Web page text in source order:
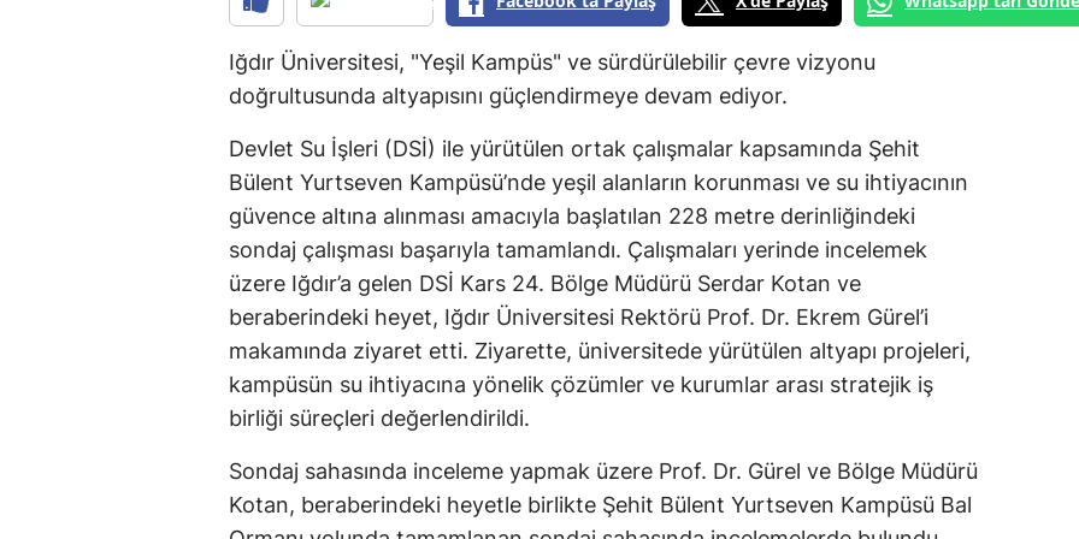
Iğdır Üniversitesi, "Yeşil Kampüs" ve sürdürülebilir çevre vizyonu
doğrultusunda altyapısını güçlendirmeye devam ediyor.
Devlet Su İşleri (DSİ) ile yürütülen ortak çalışmalar kapsamında Şehit
Bülent Yurtseven Kampüsü’nde yeşil alanların korunması ve su ihtiyacının
güvence altına alınması amacıyla başlatılan 228 metre derinliğindeki
sondaj çalışması başarıyla tamamlandı. Çalışmaları yerinde incelemek
üzere Iğdır’a gelen DSİ Kars 24. Bölge Müdürü Serdar Kotan ve
beraberindeki heyet, Iğdır Üniversitesi Rektörü Prof. Dr. Ekrem Gürel’i
makamında ziyaret etti. Ziyarette, üniversitede yürütülen altyapı projeleri,
kampüsün su ihtiyacına yönelik çözümler ve kurumlar arası stratejik iş
birliği süreçleri değerlendirildi.
Sondaj sahasında inceleme yapmak üzere Prof. Dr. Gürel ve Bölge Müdürü
Kotan, beraberindeki heyetle birlikte Şehit Bülent Yurtseven Kampüsü Bal